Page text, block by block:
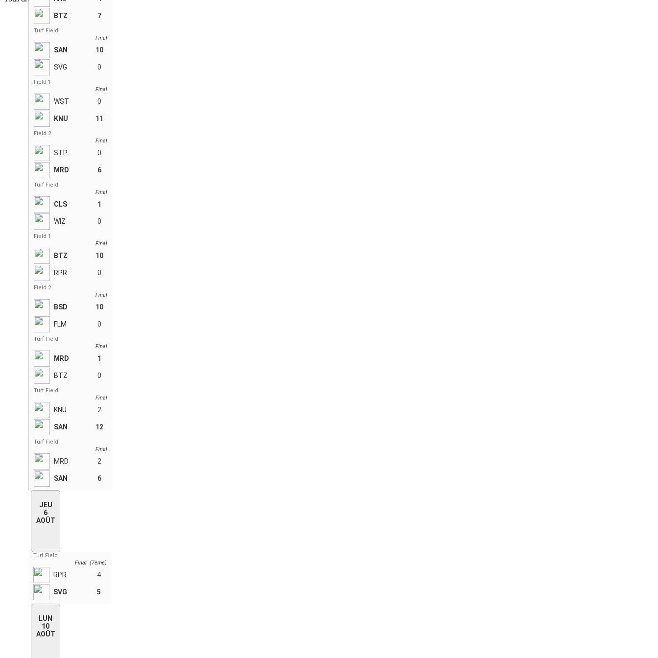
BTZ 7
Turf Field
Final
SAN 10
SVG 0
Field 1
Final
WST 0
KNU 11
Field 2
Final
STP 0
MRD 6
Turf Field
Final
CLS 1
WIZ 0
Field 1
Final
BTZ 10
RPR 0
Field 2
Final
BSD 10
FLM 0
Turf Field
Final
MRD 1
BTZ 0
Turf Field
Final
KNU 2
SAN 12
Turf Field
Final
MRD 2
SAN 6
JEU
6
AOÛT
Turf Field
Final (7ème)
RPR 4
SVG 5
LUN
10
AOÛT